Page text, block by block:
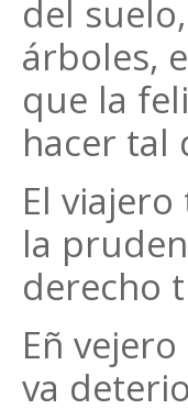
del
árboles,
que la
hacer tal
El
la
derecho
Eñ
va